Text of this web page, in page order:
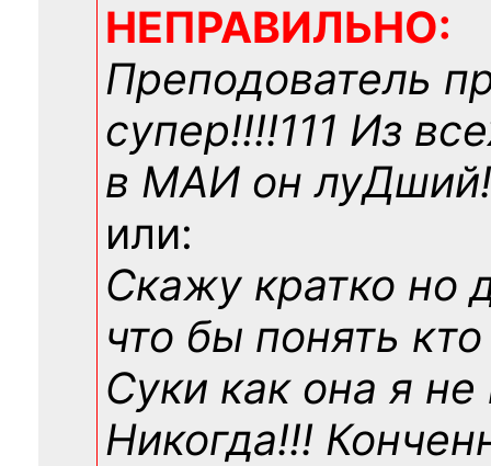
НЕПРАВИЛЬНО:
Преподователь
супер!!!!111 Из
в МАИ он
или:
Скажу кратко но
что бы понять
Суки как она я не
Никогда!!!